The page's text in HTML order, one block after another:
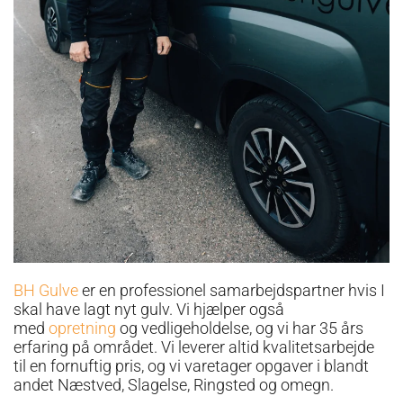
BH Gulveer en professionel samarbejdspartner hvis I
skal have lagt nyt gulv. Vi hjælper også
med opretning og vedligeholdelse, og vi har 35 års
erfaring på området. Vi leverer altid kvalitetsarbejde
til en fornuftig pris, og vi varetager opgaver i blandt
andet Næstved, Slagelse, Ringsted og omegn.